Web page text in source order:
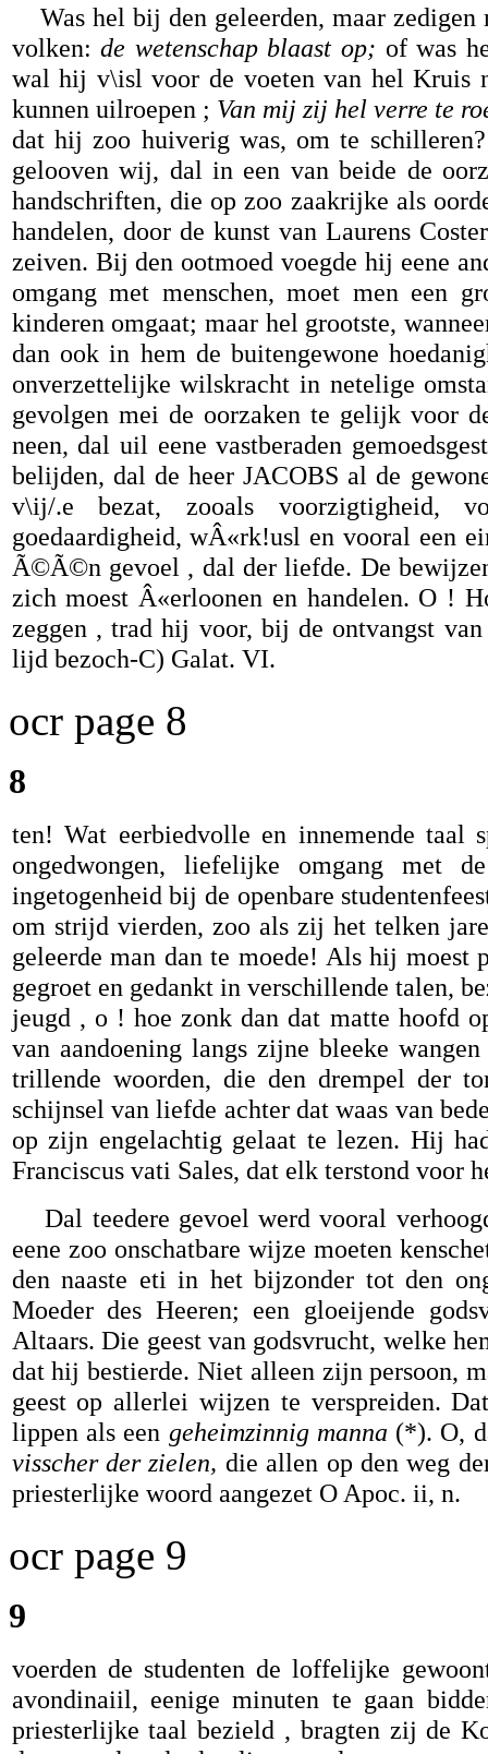
Was hel bij den geleerden, maar
volken:de wetenschap blaast op; of was
wal hij v\isl voor de voeten van hel Kruis
kunnen uilroepen ; Van mij zij hel verre te
dat hij zoo huiverig was, om te
gelooven wij, dal in een van beide de
handschriften, die op zoo zaakrijke als
handelen, door de kunst van Laurens
zeiven. Bij den ootmoed voegde hij eene
omgang met menschen, moet men een
kinderen omgaat; maar hel grootste,
dan ook in hem de buitengewone
onverzettelijke wilskracht in netelige
gevolgen mei de oorzaken te gelijk voor
neen, dal uil eene vastberaden
belijden, dal de heer JACOBS al de
v\ij/.e bezat, zooals voorzigtigheid,
goedaardigheid, wÂ«rk!usl en vooral een
Ã©Ã©n gevoel , dal der liefde. De
zich moest Â«erloonen en handelen. O !
zeggen , trad hij voor, bij de ontvangst
lijd bezoch-C) Galat. VI.
ocr page 8
8
ten! Wat eerbiedvolle en innemende taal
ongedwongen, liefelijke omgang met
ingetogenheid bij de openbare
om strijd vierden, zoo als zij het telken
geleerde man dan te moede! Als hij moest
gegroet en gedankt in verschillende talen,
jeugd , o ! hoe zonk dan dat matte hoofd
van aandoening langs zijne bleeke
trillende woorden, die den drempel der
schijnsel van liefde achter dat waas van
op zijn engelachtig gelaat te lezen. Hij
Franciscus vati Sales, dat elk terstond voor
Dal teedere gevoel werd vooral
eene zoo onschatbare wijze moeten
den naaste eti in het bijzonder tot den
Moeder des Heeren; een gloeijende
Altaars. Die geest van godsvrucht, welke
dat hij bestierde. Niet alleen zijn persoon,
geest op allerlei wijzen te verspreiden.
lippen als een geheimzinnig manna (*). O,
visscher der zielen, die allen op den weg
priesterlijke woord aangezet O Apoc. ii, n.
ocr page 9
9
voerden de studenten de loffelijke
avondinaiil, eenige minuten te gaan
priesterlijke taal bezield , bragten zij de